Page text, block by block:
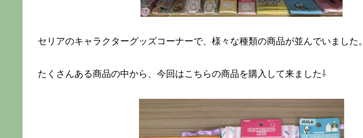
セリアのキャラクターグッズコーナーで、様々な種類の商品が並んでいました。
たくさんある商品の中から、今回はこちらの商品を購入して来ました⇩